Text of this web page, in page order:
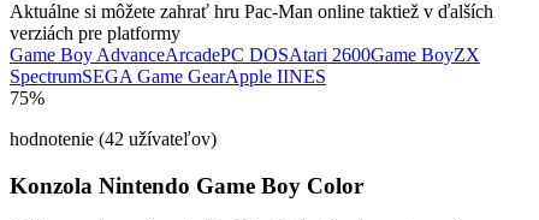
Aktuálne si môžete zahrať hru Pac-Man online taktiež v ďalších
verziách pre platformy
Game Boy AdvanceArcadePC DOSAtari 2600Game BoyZX
SpectrumSEGA Game GearApple IINES
75%
hodnotenie (42 užívateľov)
Konzola Nintendo Game Boy Color